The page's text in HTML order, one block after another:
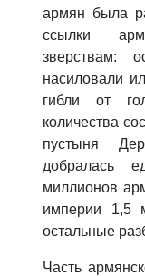
армян была
ссылки
зверствам:
насиловали
гибли от
количества
пустыня
добралась
миллионов
империи 1,5
остальные
Часть